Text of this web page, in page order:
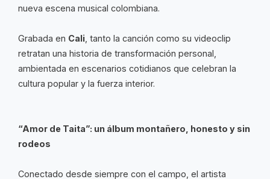
nueva escena musical colombiana.
Grabada en Cali, tanto la canción como su videoclip
retratan una historia de transformación personal,
ambientada en escenarios cotidianos que celebran la
cultura popular y la fuerza interior.
“Amor de Taita”: un álbum montañero, honesto y sin
rodeos
Conectado desde siempre con el campo, el artista